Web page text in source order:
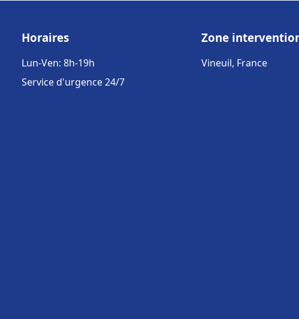
Horaires
Lun-Ven: 8h-19h
Service d'urgence 24/7
Zone
Vineuil, France